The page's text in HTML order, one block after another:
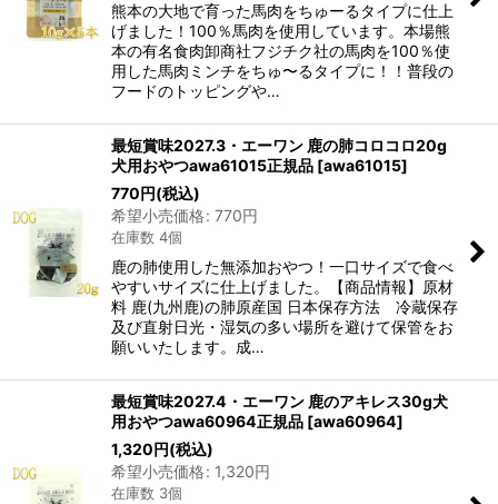
熊本の大地で育った馬肉をちゅーるタイプに仕上
げました！100％馬肉を使用しています。本場熊
本の有名食肉卸商社フジチク社の馬肉を100％使
用した馬肉ミンチをちゅ〜るタイプに！！普段の
フードのトッピングや…
最短賞味2027.3・エーワン 鹿の肺コロコロ20g
犬用おやつawa61015正規品 [awa61015]
770 円(税込)
希望小売価格: 770円
在庫数 4個
鹿の肺使用した無添加おやつ！一口サイズで食べ
やすいサイズに仕上げました。【商品情報】原材
料 鹿(九州鹿)の肺原産国 日本保存方法 冷蔵保存
及び直射日光・湿気の多い場所を避けて保管をお
願いいたします。成…
最短賞味2027.4・エーワン 鹿のアキレス30g犬
用おやつawa60964正規品 [awa60964]
1,320 円(税込)
希望小売価格: 1,320円
在庫数 3個